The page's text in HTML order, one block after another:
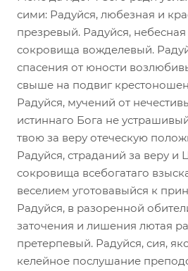
сими: Радуйся, любезная и
презревый. Радуйся,
сокровища вожделевый.
спасения от юности
свыше на подвиг
Радуйся, мучений от
истиннаго Бога не
твою за веру отеческую
Радуйся, страданий за веру и
сокровища всебогатаго
веселием уготовавыйся к
Радуйся, в разоренной
заточения и лишения лютая
претерпевый. Радуйся, сия,
келейное послушание